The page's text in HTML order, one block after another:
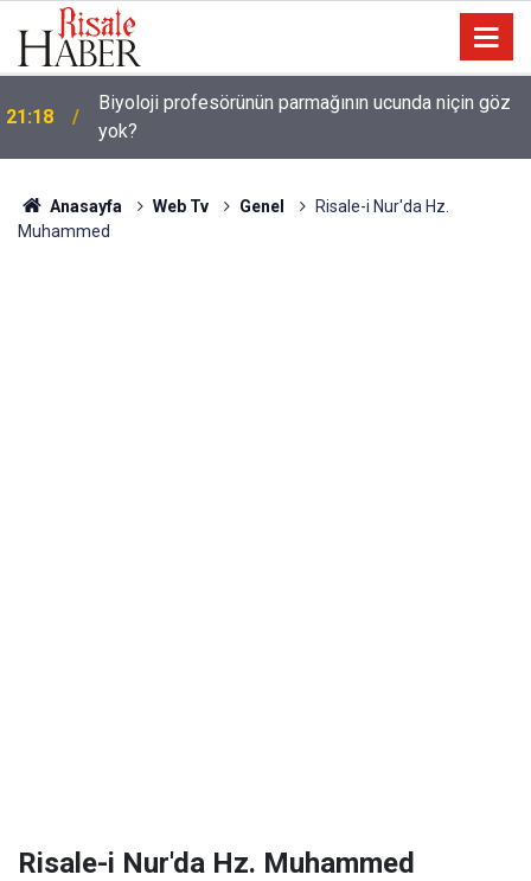
21:18
Biyoloji profesörünün parmağının ucunda niçin göz
yok?
Anasayfa Web Tv Genel
Risale-i Nur'da Hz.
Muhammed
Risale-i Nur'da Hz. Muhammed